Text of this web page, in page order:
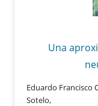
Una
Eduardo Francisco
Sotelo,